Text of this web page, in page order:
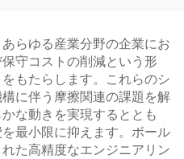
らゆる産業分野の企業にお
守コストの削減という形
もたらします。これらのシ
に伴う摩擦関連の課題を解
な動きを実現するととも
最小限に抑えます。ボール
た高精度なエンジニアリン